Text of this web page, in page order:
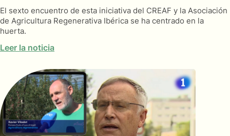
El sexto encuentro de esta iniciativa del CREAF y la Asociación
de Agricultura Regenerativa Ibérica se ha centrado en la
huerta.
Leer la noticia